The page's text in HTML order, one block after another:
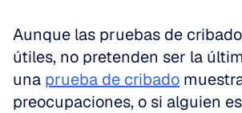
Aunque las pruebas de
útiles, no pretenden ser la
una prueba de cribado
preocupaciones, o si alguien